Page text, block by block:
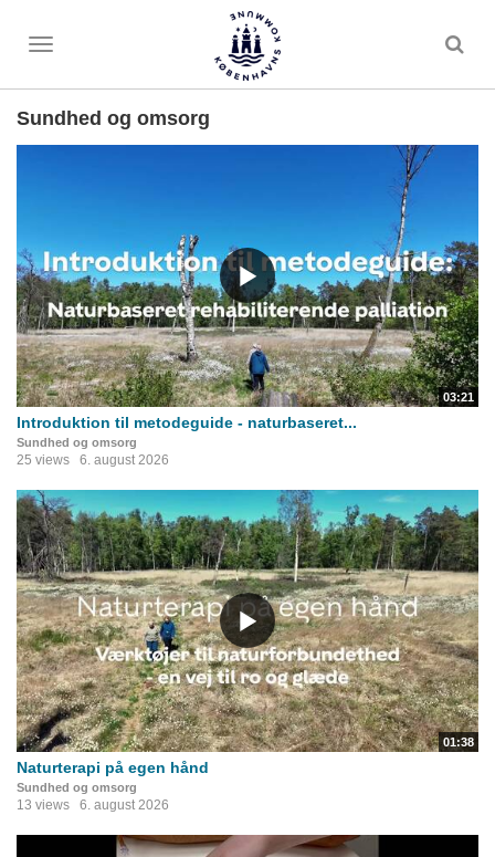
Toggle
Sundhed og omsorg
03:21
Introduktion til metodeguide - naturbaseret...
Sundhed og omsorg
25 views 6. august 2026
01:38
Naturterapi på egen hånd
Sundhed og omsorg
13 views 6. august 2026